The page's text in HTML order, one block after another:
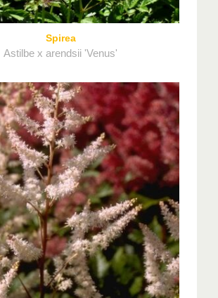
Spirea
Astilbe x arendsii 'Venus'